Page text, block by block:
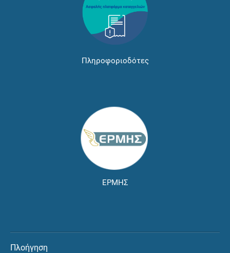
Πληροφοριοδότες
ΕΡΜΗΣ
Πλοήγηση